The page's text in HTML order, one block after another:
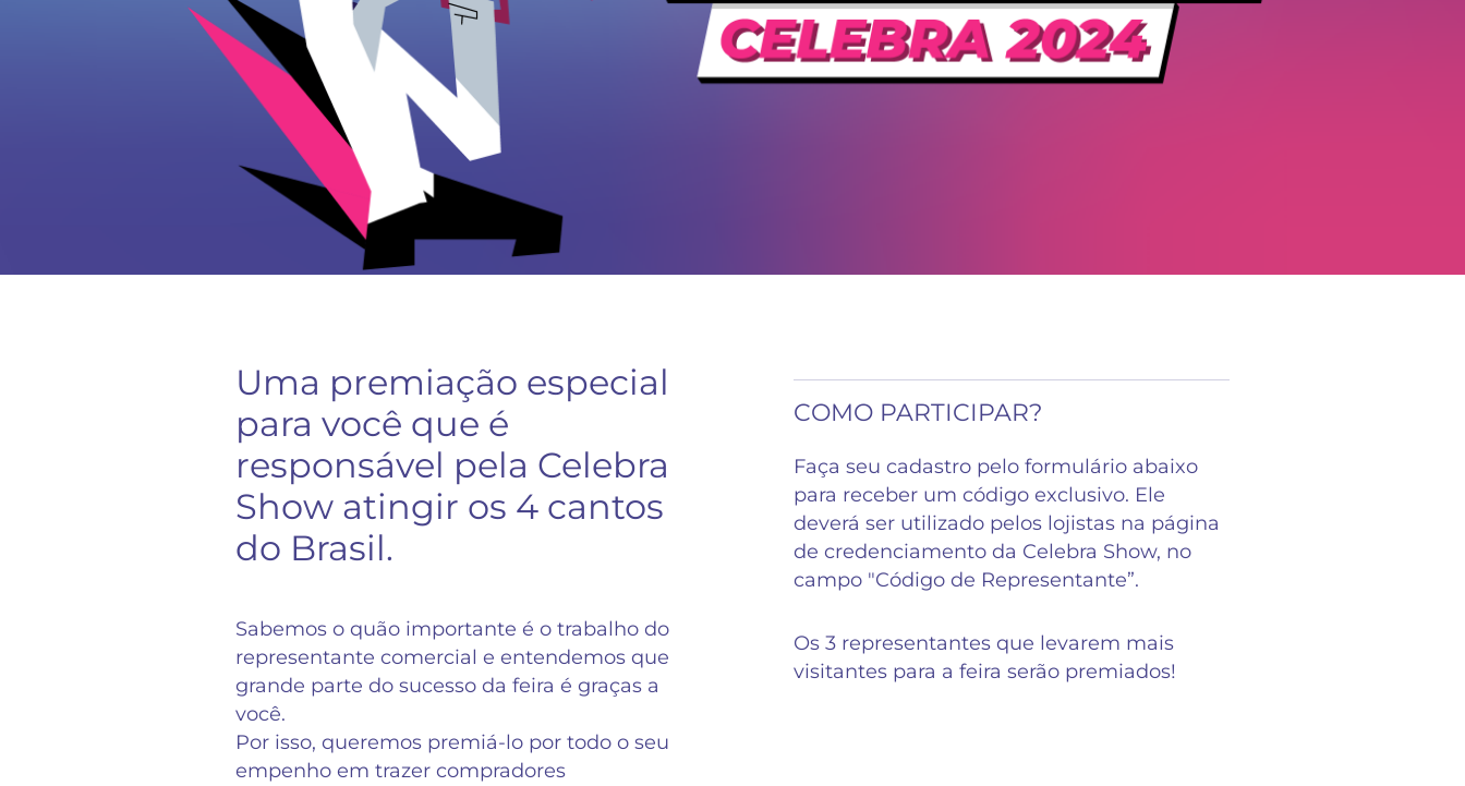
Uma premiação especial
para você que é
responsável pela Celebra
Show atingir os 4 cantos
do Brasil.
Sabemos o quão importante é o trabalho do
representante comercial e entendemos que
grande parte do sucesso da feira é graças a
você.
Por isso, queremos premiá-lo por todo o seu
empenho em trazer compradores
COMO PARTICIPAR?
Faça seu cadastro pelo formulário abaixo
para receber um código exclusivo. Ele
deverá ser utilizado pelos lojistas na página
de credenciamento da Celebra Show, no
campo "Código de Representante”.
Os 3 representantes que levarem mais
visitantes para a feira serão premiados!